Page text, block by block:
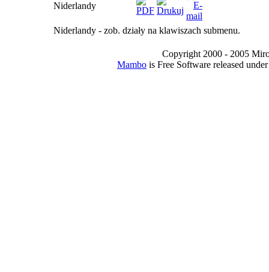
Niderlandy
Niderlandy - zob. działy na klawiszach submenu.
Copyright 2000 - 2005
Mambo is Free Software released